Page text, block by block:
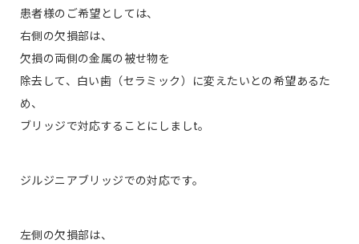
患者様のご希望としては、
右側の欠損部は、
欠損の両側の金属の被せ物を
除去して、白い歯（セラミック）に変えたいとの希望あるた
め、
ブリッジで対応することにしましt。
ジルジニアブリッジでの対応です。
左側の欠損部は、